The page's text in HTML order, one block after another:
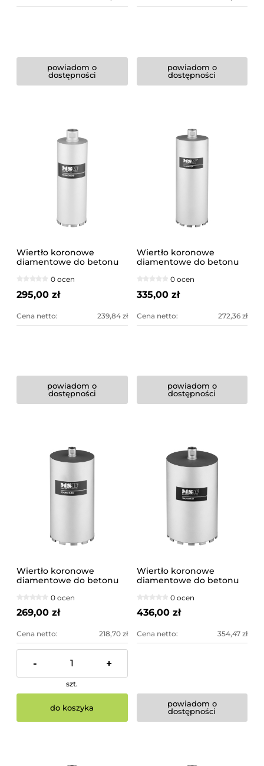
powiadom o
dostępności
powiadom o
dostępności
Wiertło koronowe
diamentowe do betonu
0 ocen
295,00 zł
Cena netto: 239,84 zł
powiadom o
dostępności
Wiertło koronowe
diamentowe do betonu
0 ocen
335,00 zł
Cena netto: 272,36 zł
powiadom o
dostępności
Wiertło koronowe
diamentowe do betonu
0 ocen
269,00 zł
Cena netto: 218,70 zł
- +
szt.
do koszyka
Wiertło koronowe
diamentowe do betonu
0 ocen
436,00 zł
Cena netto: 354,47 zł
powiadom o
dostępności